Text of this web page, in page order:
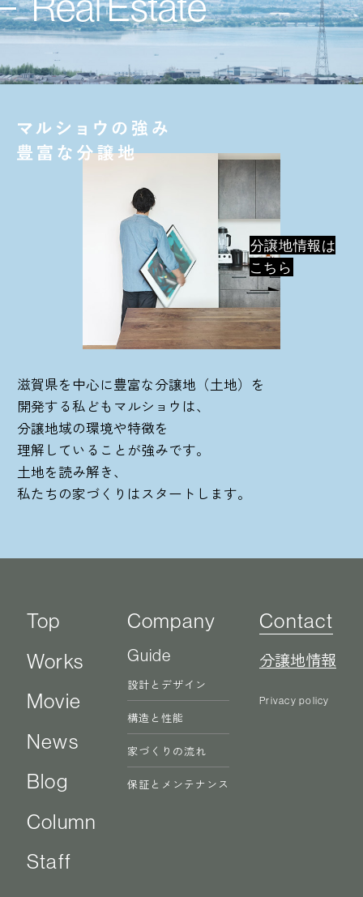
分譲情報
滋賀県を中心に豊富な分譲地（土地）を
開発する私どもマルショウは、
分譲地域の環境や特徴を
理解していることが強みです。
土地を読み解き、
私たちの家づくりはスタートします。
分譲地情報は
こちら
Top
Works
Movie
News
Blog
Column
Staff
Company
Guide
設計とデザイン
構造と性能
家づくりの流れ
保証とメンテナンス
Contact
分譲地情報
Privacy policy